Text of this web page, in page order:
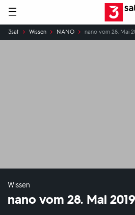
Hauptnavigation 3SAT
Sie
sind
3sat Wissen NANO nano vom 28. Mai
Wissen
nano vom 28. Mai 2019